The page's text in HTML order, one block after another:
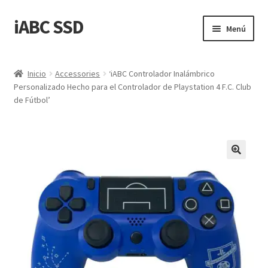
Ir
a
navegación
Ir
al
iABC SSD Menú
‘Acerca de iABC SSD INC’
Carrito
Confirmar
Inicio Accessories
‘iABC Controlador Inalámbrico
Personalizado Hecho para el Controlador de Playstation 4 F.C. Club
de Fútbol’